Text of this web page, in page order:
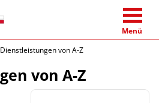
Menü
Dienstleistungen von A-Z
von A-Z